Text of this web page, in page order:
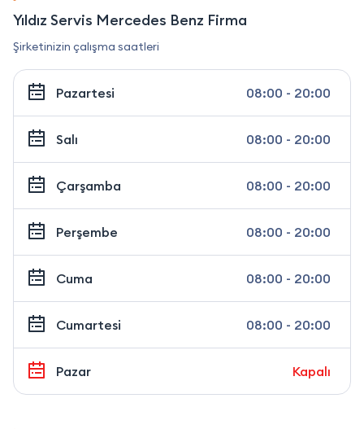
Yıldız Servis Mercedes Benz Firma
Şirketinizin çalışma saatleri
Pazartesi 08:00 - 20:00
Salı 08:00 - 20:00
Çarşamba 08:00 - 20:00
Perşembe 08:00 - 20:00
Cuma 08:00 - 20:00
Cumartesi 08:00 - 20:00
Pazar Kapalı